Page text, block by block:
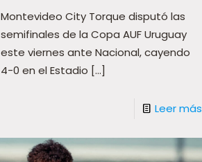
Montevideo City Torque disputó las
semifinales de la Copa AUF Uruguay
este viernes ante Nacional, cayendo
4-0 en el Estadio […]
Leer más